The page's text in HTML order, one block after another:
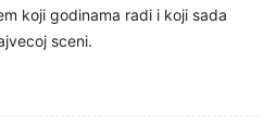
koji godinama radi i koji sada
sceni.